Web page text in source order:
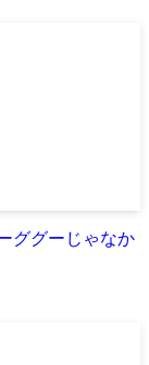
ググーじゃなか